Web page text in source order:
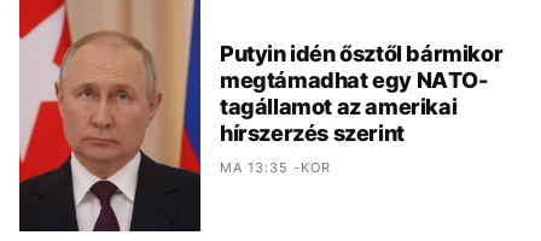
Putyin idén ősztől bármikor
megtámadhat egy NATO-
tagállamot az amerikai
hírszerzés szerint
MA 13:35 -KOR